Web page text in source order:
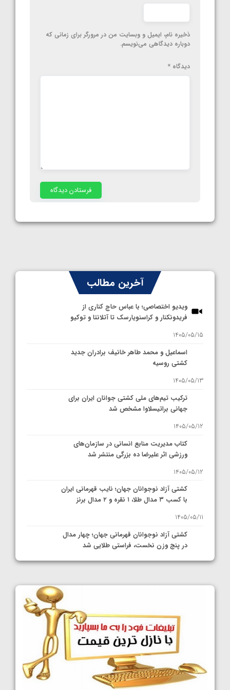
ذخیره نام، ایمیل و وبسایت من در مرورگر برای زمانی که
دوباره دیدگاهی می‌نویسم.
دیدگاه *
آخرین مطالب
ویدیو اختصاصی؛ با عباس حاج کناری از
فریدونکنار و کراسنویارسک تا آتلانتا و توکیو
1405/05/15
اسماعیل و محمد طاهر خانیف برادران جدید
کشتی روسیه
1405/05/13
ترکیب تیم‌های ملی کشتی جوانان ایران برای
جهانی براتیسلاوا مشخص شد
1405/05/12
کتاب مدیریت منابع انسانی در سازمان‌های
ورزشی اثر علیرضا ده بزرگی منتشر شد
1405/05/12
کشتی آزاد نوجوانان جهان؛ نایب قهرمانی ایران
با کسب ۳ مدال طلا، ۱ نقره و ۲ مدال برنز
1405/05/11
کشتی آزاد نوجوانان قهرمانی جهان؛ چهار مدال
در پنج وزن نخست، فراستی طلایی شد
1405/05/11
کشتی آزاد نوجوانان جهان؛ رقبای نمایندگان
ایران مشخص شدند
1405/05/08
کشتی فرنگی نوجوانان جهان؛ سکوی تیمی
سوم برای ایران